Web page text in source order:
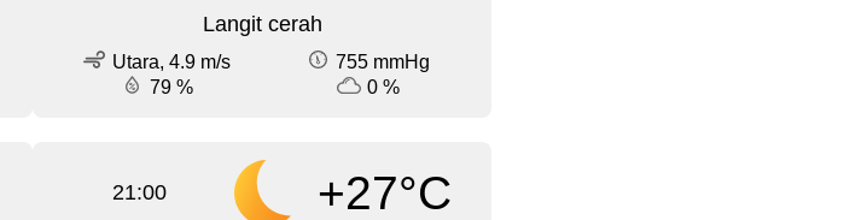
Langit cerah
Utara, 4.9 m/s
755 mmHg
79 %
0 %
21:00 +27°C